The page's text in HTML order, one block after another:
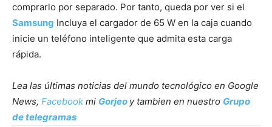
comprarlo por separado. Por tanto, queda por ver si el
Samsung Incluya el cargador de 65 W en la caja cuando
inicie un teléfono inteligente que admita esta carga
rápida.
Lea las últimas noticias del mundo tecnológico en Google
News, Facebook mi Gorjeo y tambien en nuestro Grupo
de telegramas